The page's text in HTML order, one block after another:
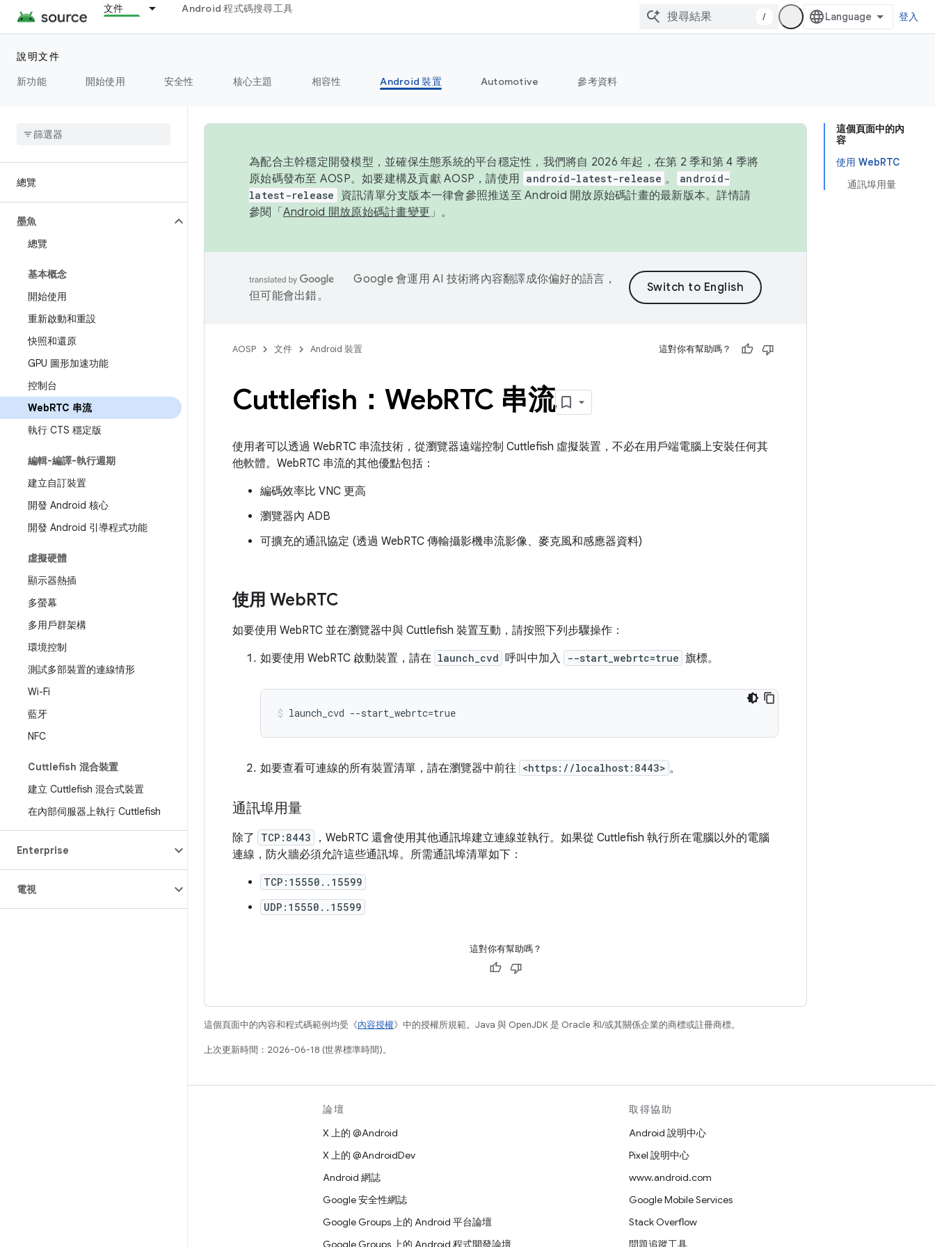
文件 Android 程式碼搜尋工具
/ 登入
說明文件
新功能
開始使用 安全性 核心主題 相容性 Android 裝置 Automotive 參考資料
總覽
墨魚
總覽
基本概念
開始使用
重新啟動和重設
快照和還原
GPU 圖形加速功能
控制台
WebRTC 串流
執行 CTS 穩定版
編輯-編譯-執行週期
建立自訂裝置
開發 Android 核心
開發 Android 引導程式功能
虛擬硬體
顯示器熱插
多螢幕
多用戶群架構
環境控制
測試多部裝置的連線情形
Wi-Fi
藍牙
NFC
Cuttlefish 混合裝置
建立 Cuttlefish 混合式裝置
在內部伺服器上執行 Cuttlefish
Enterprise
電視
這個頁面中的內
容
使用 WebRTC
通訊埠用量
為配合主幹穩定開發模型，並確保生態系統的平台穩定性，我們將自 2026 年起，在第 2 季和第 4 季將
原始碼發布至 AOSP。如要建構及貢獻 AOSP，請使用 android-latest-release 。
android-
latest-release
資訊清單分支版本一律會參照推送至 Android 開放原始碼計畫的最新版本。詳情請
參閱「 Android 開放原始碼計畫變更 」。
Google 會運用 AI 技術將內容翻譯成你偏好的語言，
但可能會出錯。
AOSP 文件 Android 裝置 這對你有幫助嗎？
Cuttlefish：WebRTC 串流
使用者可以透過 WebRTC 串流技術，從瀏覽器遠端控制 Cuttlefish 虛擬裝置，不必在用戶端電腦上安裝任何其
他軟體。WebRTC 串流的其他優點包括：
編碼效率比 VNC 更高
瀏覽器內 ADB
可擴充的通訊協定 (透過 WebRTC 傳輸攝影機串流影像、麥克風和感應器資料)
使用 WebRTC
如要使用 WebRTC 並在瀏覽器中與 Cuttlefish 裝置互動，請按照下列步驟操作：
如要使用 WebRTC 啟動裝置，請在 launch_cvd 呼叫中加入 --start_webrtc=true 旗標。
如要查看可連線的所有裝置清單，請在瀏覽器中前往 <https://localhost:8443> 。
通訊埠用量
除了 TCP:8443
，WebRTC 還會使用其他通訊埠建立連線並執行。如果從 Cuttlefish 執行所在電腦以外的電腦
連線，防火牆必須允許這些通訊埠。所需通訊埠清單如下：
TCP:15550..15599
UDP:15550..15599
這對你有幫助嗎？
這個頁面中的內容和程式碼範例均受《內容授權》中的授權所規範。Java 與 OpenJDK 是 Oracle 和/或其關係企業的商標或註冊商標。
上次更新時間：2026-06-18 (世界標準時間)。
論壇
X 上的 @Android
X 上的 @AndroidDev
Android 網誌
Google 安全性網誌
Google Groups 上的 Android 平台論壇
Google Groups 上的 Android 程式開發論壇
取得協助
Android 說明中心
Pixel 說明中心
www.android.com
Google Mobile Services
Stack Overflow
問題追蹤工具